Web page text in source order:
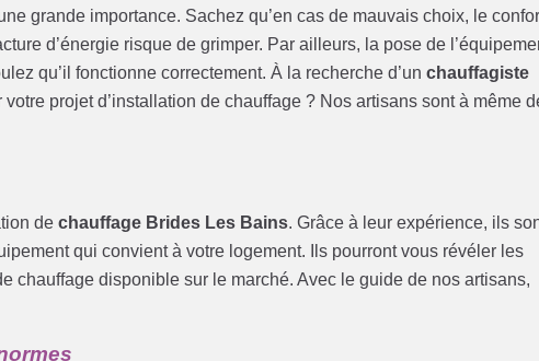
grande importance. Sachez qu’en cas de mauvais choix, le
d’énergie risque de grimper. Par ailleurs, la pose de
qu’il fonctionne correctement. À la recherche d’unchauffagiste
projet d’installation de chauffage ? Nos artisans sont à même
dechauffage Brides Les Bains. Grâce à leur expérience, ils
qui convient à votre logement. Ils pourront vous révéler les
chauffage disponible sur le marché. Avec le guide de nos artisans,